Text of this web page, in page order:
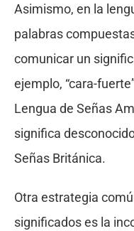
Asimismo, en la
palabras
comunicar un
ejemplo, “cara-
Lengua de Señas
significa
Señas Británica.
Otra estrategia
significados es la